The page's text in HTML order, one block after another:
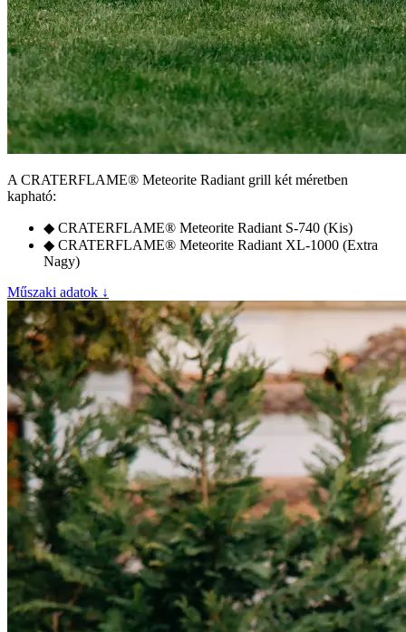
A CRATERFLAME® Meteorite Radiant grill két méretben
kapható:
◆ CRATERFLAME® Meteorite Radiant S-740 (Kis)
◆ CRATERFLAME® Meteorite Radiant XL-1000 (Extra
Nagy)
Műszaki adatok ↓